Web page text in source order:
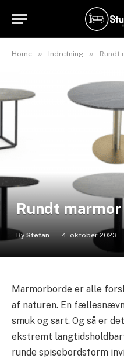
Home » Indretning » Rundt
Rundt
By Stefan 4. oktober 2023
Marmorborde er alle
af naturen. En
smuk og sart. Og så er
ekstremt
runde spisebordsform